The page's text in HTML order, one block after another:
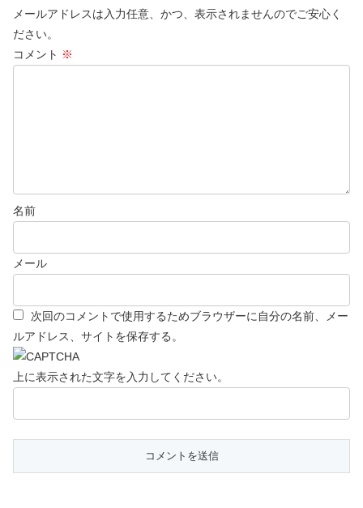
メールアドレスは入力任意、かつ、表示されませんのでご安心く
ださい。
コメント ※
名前
メール
次回のコメントで使用するためブラウザーに自分の名前、メー
ルアドレス、サイトを保存する。
上に表示された文字を入力してください。